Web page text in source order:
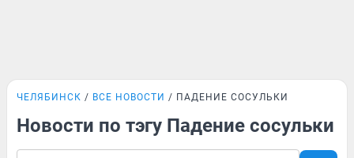
ЧЕЛЯБИНСК ВСЕ НОВОСТИ ПАДЕНИЕ СОСУЛЬКИ
Новости по тэгу Падение сосульки